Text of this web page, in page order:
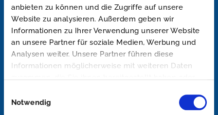
anbieten zu können und die Zugriffe auf unsere
Website zu analysieren. Außerdem geben wir
Informationen zu Ihrer Verwendung unserer Website
an unsere Partner für soziale Medien, Werbung und
Analysen weiter. Unsere Partner führen diese
Informationen möglicherweise mit weiteren Daten
gesammelt haben.
Notwendig